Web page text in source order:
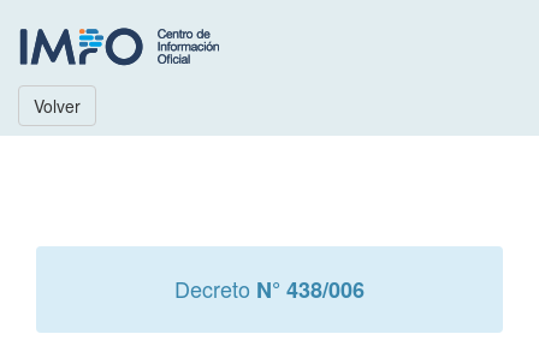
Volver
Decreto N° 438/006